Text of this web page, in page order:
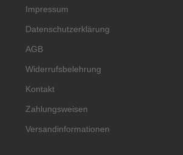
Impressum
Datenschutzerklärung
AGB
Widerrufsbelehrung
Kontakt
Zahlungsweisen
Versandinformationen